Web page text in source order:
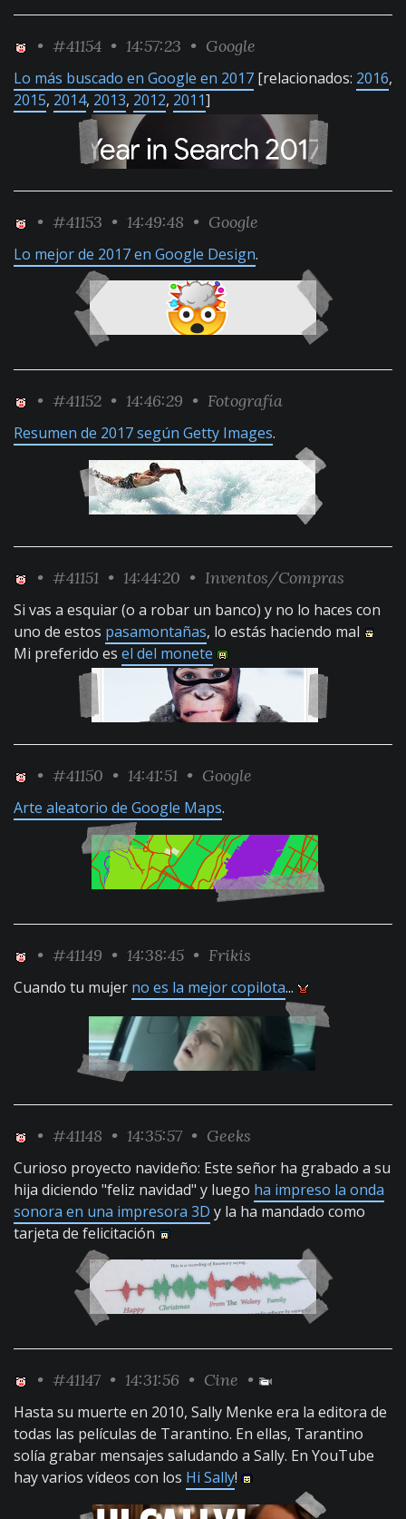
• #41154 • 14:57:23 • Google
Lo más buscado en Google en 2017 [relacionados: 2016,
2015, 2014, 2013, 2012, 2011]
• #41153 • 14:49:48 • Google
Lo mejor de 2017 en Google Design.
• #41152 • 14:46:29 • Fotografía
Resumen de 2017 según Getty Images.
• #41151 • 14:44:20 • Inventos/Compras
Si vas a esquiar (o a robar un banco) y no lo haces con
uno de estos pasamontañas, lo estás haciendo mal
Mi preferido es el del monete
• #41150 • 14:41:51 • Google
Arte aleatorio de Google Maps.
• #41149 • 14:38:45 • Frikis
Cuando tu mujer no es la mejor copilota...
• #41148 • 14:35:57 • Geeks
Curioso proyecto navideño: Este señor ha grabado a su
hija diciendo "feliz navidad" y luego ha impreso la onda
sonora en una impresora 3D y la ha mandado como
tarjeta de felicitación
• #41147 • 14:31:56 • Cine •
Hasta su muerte en 2010, Sally Menke era la editora de
todas las películas de Tarantino. En ellas, Tarantino
solía grabar mensajes saludando a Sally. En YouTube
hay varios vídeos con los Hi Sally!